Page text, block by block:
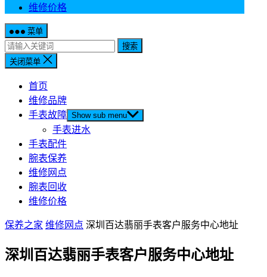
维修价格
菜单
搜索
关闭菜单
首页
维修品牌
手表故障 Show sub menu
手表进水
手表配件
腕表保养
维修网点
腕表回收
维修价格
保养之家 维修网点 深圳百达翡丽手表客户服务中心地址
深圳百达翡丽手表客户服务中心地址